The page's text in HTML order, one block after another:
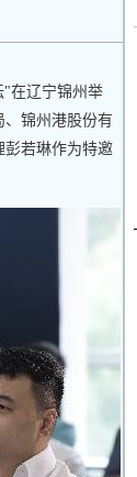
"在辽宁锦州举
、锦州港股份有
彭若琳作为特邀